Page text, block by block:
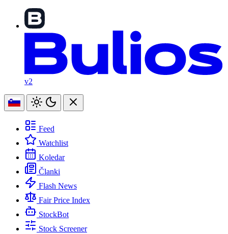
v2
Feed
Watchlist
Koledar
Članki
Flash News
Fair Price Index
StockBot
Stock Screener